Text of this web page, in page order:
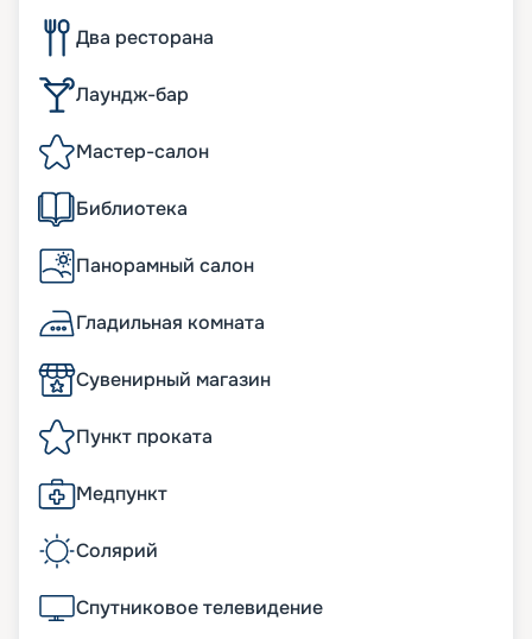
Два ресторана
Лаундж-бар
Мастер-салон
Библиотека
Панорамный салон
Гладильная комната
Сувенирный магазин
Пункт проката
Медпункт
Солярий
Спутниковое телевидение